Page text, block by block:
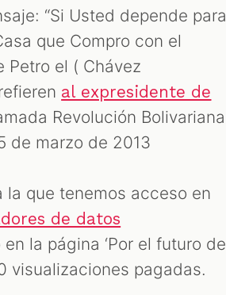
“Si Usted depende para
que Compro con el
Petro el ( Chávez
al expresidente de
Revolución Bolivariana
de marzo de 2013
que tenemos acceso en
de datos
la página ‘Por el futuro de
visualizaciones pagadas.